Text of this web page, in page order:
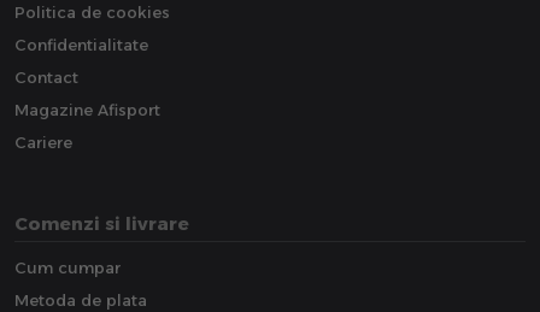
Politica de cookies
Confidentialitate
Contact
Magazine Afisport
Cariere
Comenzi si livrare
Cum cumpar
Metoda de plata